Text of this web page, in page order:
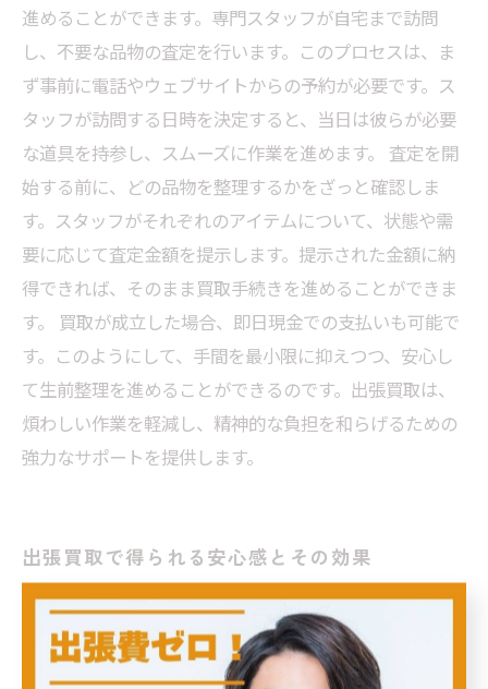
進めることができます。専門スタッフが自宅まで訪問
し、不要な品物の査定を行います。このプロセスは、ま
ず事前に電話やウェブサイトからの予約が必要です。ス
タッフが訪問する日時を決定すると、当日は彼らが必要
な道具を持参し、スムーズに作業を進めます。 査定を開
始する前に、どの品物を整理するかをざっと確認しま
す。スタッフがそれぞれのアイテムについて、状態や需
要に応じて査定金額を提示します。提示された金額に納
得できれば、そのまま買取手続きを進めることができま
す。 買取が成立した場合、即日現金での支払いも可能で
す。このようにして、手間を最小限に抑えつつ、安心し
て生前整理を進めることができるのです。出張買取は、
煩わしい作業を軽減し、精神的な負担を和らげるための
強力なサポートを提供します。
出張買取で得られる安心感とその効果
生前整理を進める際、不用品をどう処理するかは大きな
課題です。多くの方が、家の中にある物を整理すること
に対して精神的なストレスを抱えていることでしょう。